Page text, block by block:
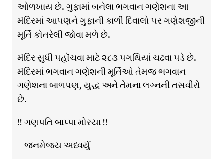
ઓળખાય છે. ગુફામાં બનેલા ભગવાન ગણેશના આ
મંદિરમાં આપણને ગુફાની કાળી દિવાલો પર ગણેશજીની
મૂર્તિ કોતરેલી જોવા મળે છે.
મંદિર સુધી પહોંચવા માટે ૨૮૩ પગથિયાં ચઢવા પડે છે.
મંદિરમાં ભગવાન ગણેશની મૂર્તિઓ તેમજ ભગવાન
ગણેશના બાળપણ, યુદ્ધ અને તેમના લગ્નની તસવીરો
છે.
!! ગણપતિ બાપ્પા મોરયા !!
– જનમેજય અધ્વર્યુ